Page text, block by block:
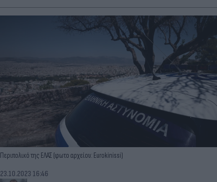
Περιπολικό της ΕΛΑΣ (φωτο αρχείου: Eurokinissi)
23.10.2023 16:46